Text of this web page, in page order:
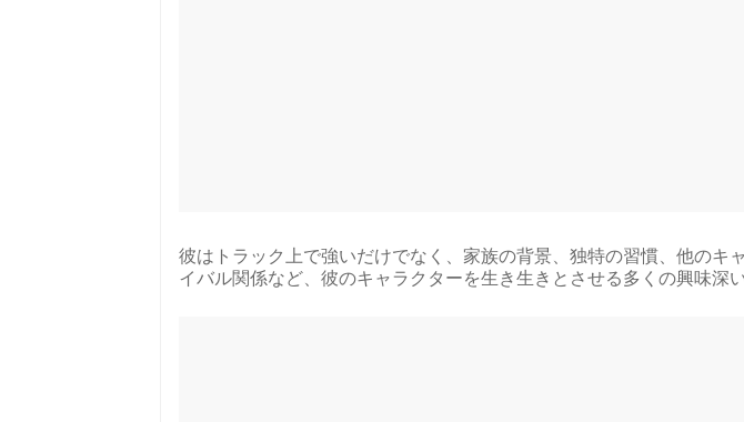
彼はトラック上で強いだけでなく、家族の背景、独特の習慣、他のキ
イバル関係など、彼のキャラクターを生き生きとさせる多くの興味深